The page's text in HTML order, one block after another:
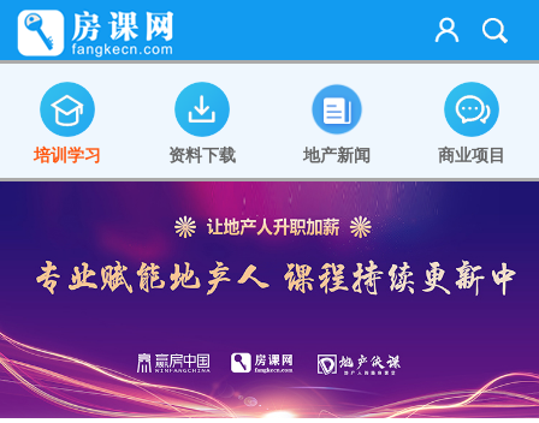
培训学习 资料下载 地产新闻 商业项目